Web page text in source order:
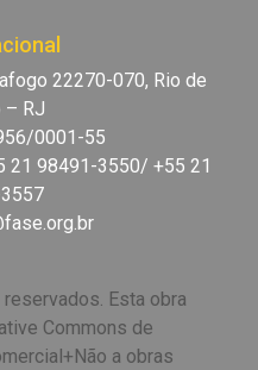
22270-070, Rio de
– RJ
0001-55
21 98491-3550/ +55 21
Esta obra
Commons de
a obras